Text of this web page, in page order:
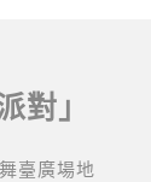
對」
臺廣場地